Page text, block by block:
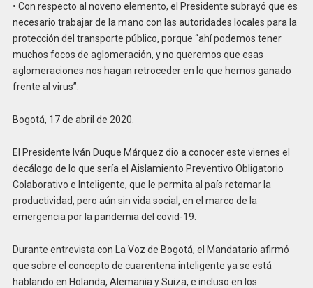
• Con respecto al noveno elemento, el Presidente subrayó que es
necesario trabajar de la mano con las autoridades locales para la
protección del transporte público, porque “ahí podemos tener
muchos focos de aglomeración, y no queremos que esas
aglomeraciones nos hagan retroceder en lo que hemos ganado
frente al virus”.
Bogotá, 17 de abril de 2020.
El Presidente Iván Duque Márquez dio a conocer este viernes el
decálogo de lo que sería el Aislamiento Preventivo Obligatorio
Colaborativo e Inteligente, que le permita al país retomar la
productividad, pero aún sin vida social, en el marco de la
emergencia por la pandemia del covid-19.
Durante entrevista con La Voz de Bogotá, el Mandatario afirmó
que sobre el concepto de cuarentena inteligente ya se está
hablando en Holanda, Alemania y Suiza, e incluso en los